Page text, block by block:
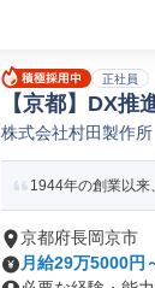
正社員
【京都】DX
株式会社村田製作所
1944年の創業以来
京都府長岡京市
月給29万5000円